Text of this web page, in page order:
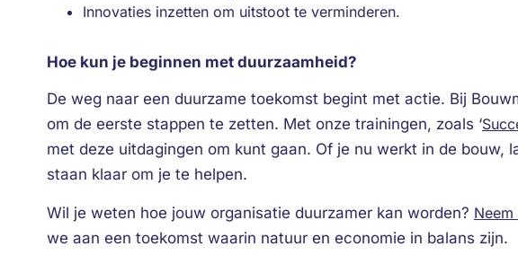
Innovaties inzetten om uitstoot te verminderen.
Hoe kun je beginnen met duurzaamheid?
De weg naar een duurzame toekomst begint met actie. Bij
om de eerste stappen te zetten. Met onze trainingen, zoals ‘
met deze uitdagingen om kunt gaan. Of je nu werkt in de bouw,
staan klaar om je te helpen.
Wil je weten hoe jouw organisatie duurzamer kan worden?
we aan een toekomst waarin natuur en economie in balans zijn.